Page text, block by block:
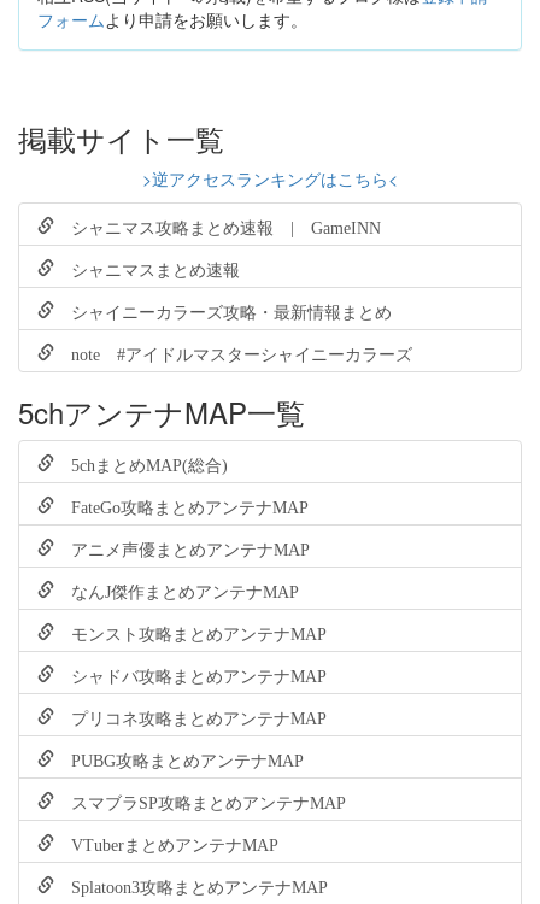
フォームより申請をお願いします。
掲載サイト一覧
>逆アクセスランキングはこちら<
シャニマス攻略まとめ速報 | GameINN
シャニマスまとめ速報
シャイニーカラーズ攻略・最新情報まとめ
note #アイドルマスターシャイニーカラーズ
5chアンテナMAP一覧
5chまとめMAP(総合)
FateGo攻略まとめアンテナMAP
アニメ声優まとめアンテナMAP
なんJ傑作まとめアンテナMAP
モンスト攻略まとめアンテナMAP
シャドバ攻略まとめアンテナMAP
プリコネ攻略まとめアンテナMAP
PUBG攻略まとめアンテナMAP
スマブラSP攻略まとめアンテナMAP
VTuberまとめアンテナMAP
Splatoon3攻略まとめアンテナMAP